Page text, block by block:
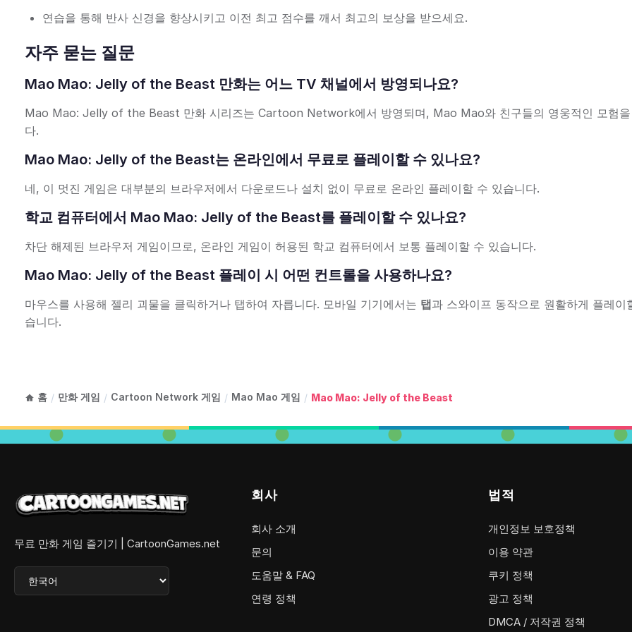
연습을 통해 반사 신경을 향상시키고 이전 최고 점수를 깨서 최고의 보상을 받으세요.
자주 묻는 질문
Mao Mao: Jelly of the Beast 만화는 어느 TV 채널에서 방영되나요?
Mao Mao: Jelly of the Beast 만화 시리즈는 Cartoon Network에서 방영되며, Mao Mao와 친구들의 영웅적인 모험을
다.
Mao Mao: Jelly of the Beast는 온라인에서 무료로 플레이할 수 있나요?
네, 이 멋진 게임은 대부분의 브라우저에서 다운로드나 설치 없이 무료로 온라인 플레이할 수 있습니다.
학교 컴퓨터에서 Mao Mao: Jelly of the Beast를 플레이할 수 있나요?
차단 해제된 브라우저 게임이므로, 온라인 게임이 허용된 학교 컴퓨터에서 보통 플레이할 수 있습니다.
Mao Mao: Jelly of the Beast 플레이 시 어떤 컨트롤을 사용하나요?
마우스를 사용해 젤리 괴물을 클릭하거나 탭하여 자릅니다. 모바일 기기에서는 탭과 스와이프 동작으로 원활하게 플레이
습니다.
홈 / 만화 게임 / Cartoon Network 게임 / Mao Mao 게임 / Mao Mao: Jelly of the Beast
무료 만화 게임 즐기기 | CartoonGames.net
회사
회사 소개
문의
도움말 & FAQ
연령 정책
법적
개인정보 보호정책
이용 약관
쿠키 정책
광고 정책
DMCA / 저작권 정책